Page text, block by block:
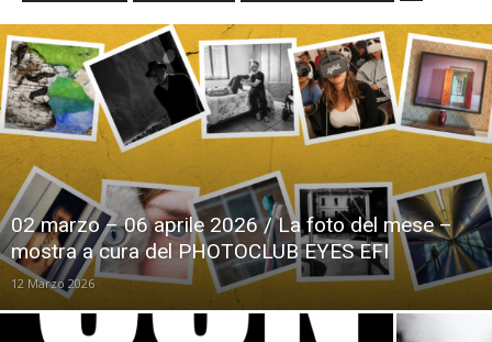
02 marzo – 06 aprile 2026 / La foto del mese –
mostra a cura del PHOTOCLUB EYES EFI
12 Marzo 2026